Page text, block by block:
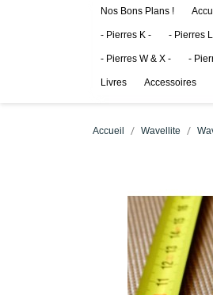
Nos Bons Plans !
- Pierres K - - Pierres
- Pierres W & X - -
Livres Accessoires
Accueil Wavellite